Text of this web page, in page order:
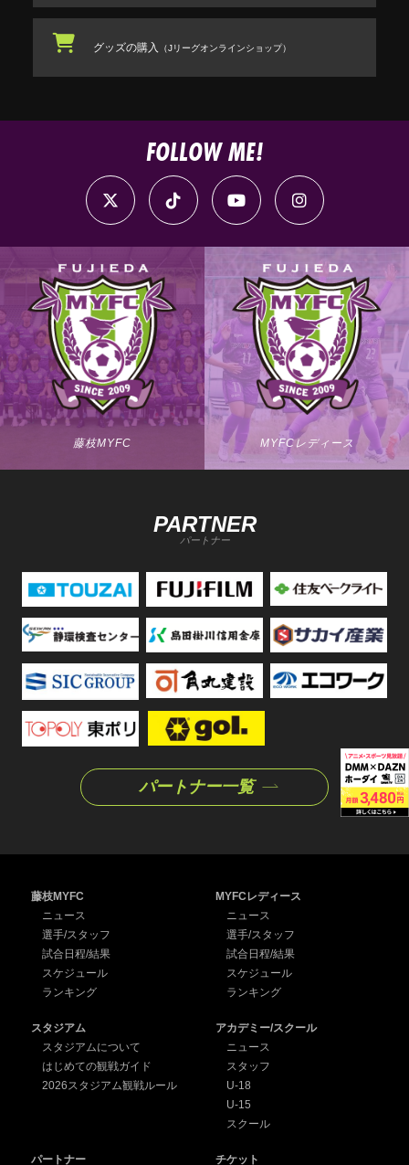
グッズの購入 （Jリーグオンラインショップ）
FOLLOW ME!
藤枝MYFC MYFCレディース
PARTNER
パートナー
パートナー一覧
藤枝MYFC
ニュース
選手/スタッフ
試合日程/結果
スケジュール
ランキング
MYFCレディース
ニュース
選手/スタッフ
試合日程/結果
スケジュール
ランキング
スタジアム
スタジアムについて
はじめての観戦ガイド
2026スタジアム観戦ルール
アカデミー/スクール
ニュース
スタッフ
U-18
U-15
スクール
パートナー チケット